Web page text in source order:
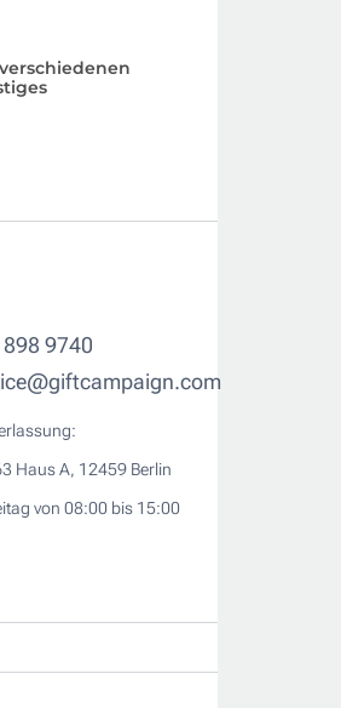
9740
Haus A, 12459 Berlin
von 08:00 bis 15:00